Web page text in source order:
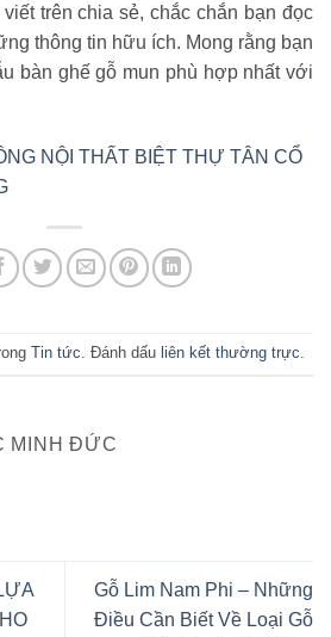
trên chia sẻ, chắc chắn bạn đọc
thông tin hữu ích. Mong rằng bạn
bàn ghế gỗ mun phù hợp nhất với
NỘI THẤT BIỆT THỰ TÂN CỔ
Tin tức . Đánh dấu liên kết thường trực
MINH ĐỨC
Gỗ Lim Nam Phi – Những
Điều Cần Biết Về Loại Gỗ